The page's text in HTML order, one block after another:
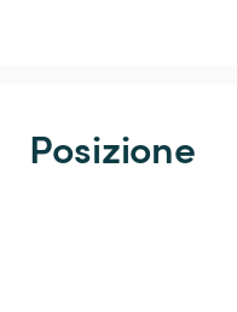
Posizione